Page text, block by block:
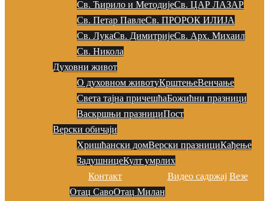
Св. Ћирило и МетодијеСв. ЦАР ЛАЗАР
Св. Петар ПавлеСв. ПРОРОК ИЛИЈА
Св. ЛукаСв. ДимитријеСв. Арх. Михаил
Св. Никола
Духовни живот
О духовном животуКрштењеВенчање
Света тајна причешћаБожићни празници
Васкршњи празнициПост
Верски обичаји
Хришћански домВерски празнициКађење
ЗадушницеКулт умрлих
Контакт
Отац СавоОтац Милан
Видео садржај Везе